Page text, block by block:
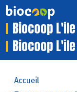
Biocoop
Biocoop
Accueil